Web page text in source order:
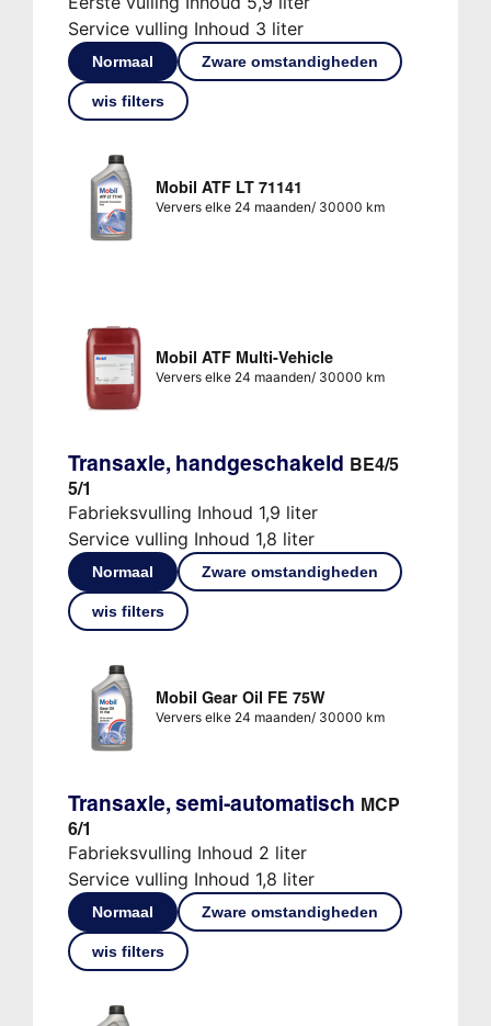
Service vulling Inhoud 3 liter
Normaal Zware omstandigheden
wis filters
Mobil ATF LT 71141
Ververs elke 24 maanden/ 30000 km
Mobil ATF Multi-Vehicle
Ververs elke 24 maanden/ 30000 km
Transaxle, handgeschakeld BE4/5
5/1
Fabrieksvulling Inhoud 1,9 liter
Service vulling Inhoud 1,8 liter
Normaal Zware omstandigheden
wis filters
Mobil Gear Oil FE 75W
Ververs elke 24 maanden/ 30000 km
Transaxle, semi-automatisch MCP
6/1
Fabrieksvulling Inhoud 2 liter
Service vulling Inhoud 1,8 liter
Normaal Zware omstandigheden
wis filters